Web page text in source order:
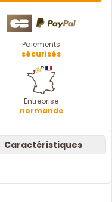
Paiements
sécurisés
Entreprise
normande
Caractéristiques